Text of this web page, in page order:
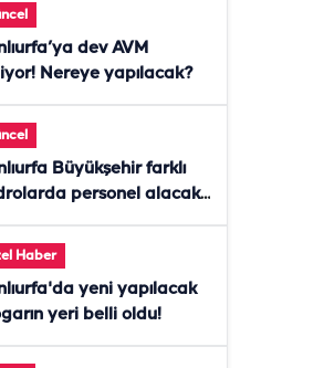
dev AVM
Nereye yapılacak?
Büyükşehir farklı
personel alacak!
Haber
yeni yapılacak
yeri belli oldu!